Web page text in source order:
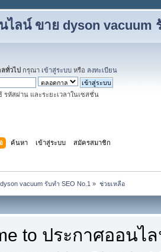
ไลน์ ขาย dyson vacuum
ทั่วไป กรุณา เข้าสู่ระบบ หรือ ลงทะเบียน
รหัสผ่าน และระยะเวลาในเซสชั่น
ค้นหา เข้าสู่ระบบ สมัครสมาชิก
vacuum รับทำ SEO No.1 » ช่วยเหลือ
to ประกาศออนไ